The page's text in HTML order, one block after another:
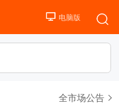
全市场公告